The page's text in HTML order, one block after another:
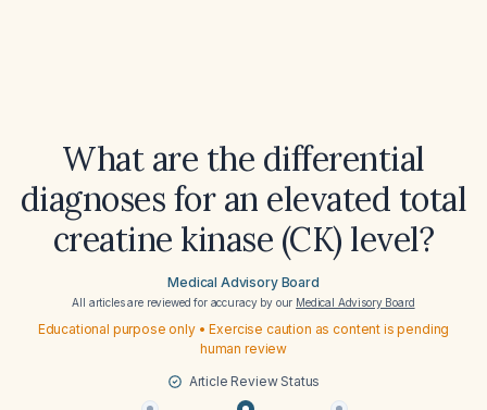
What are the differential
diagnoses for an elevated total
creatine kinase (CK) level?
Medical Advisory Board
All articles are reviewed for accuracy by our Medical Advisory Board
Educational purpose only • Exercise caution as content is pending
human review
Article Review Status